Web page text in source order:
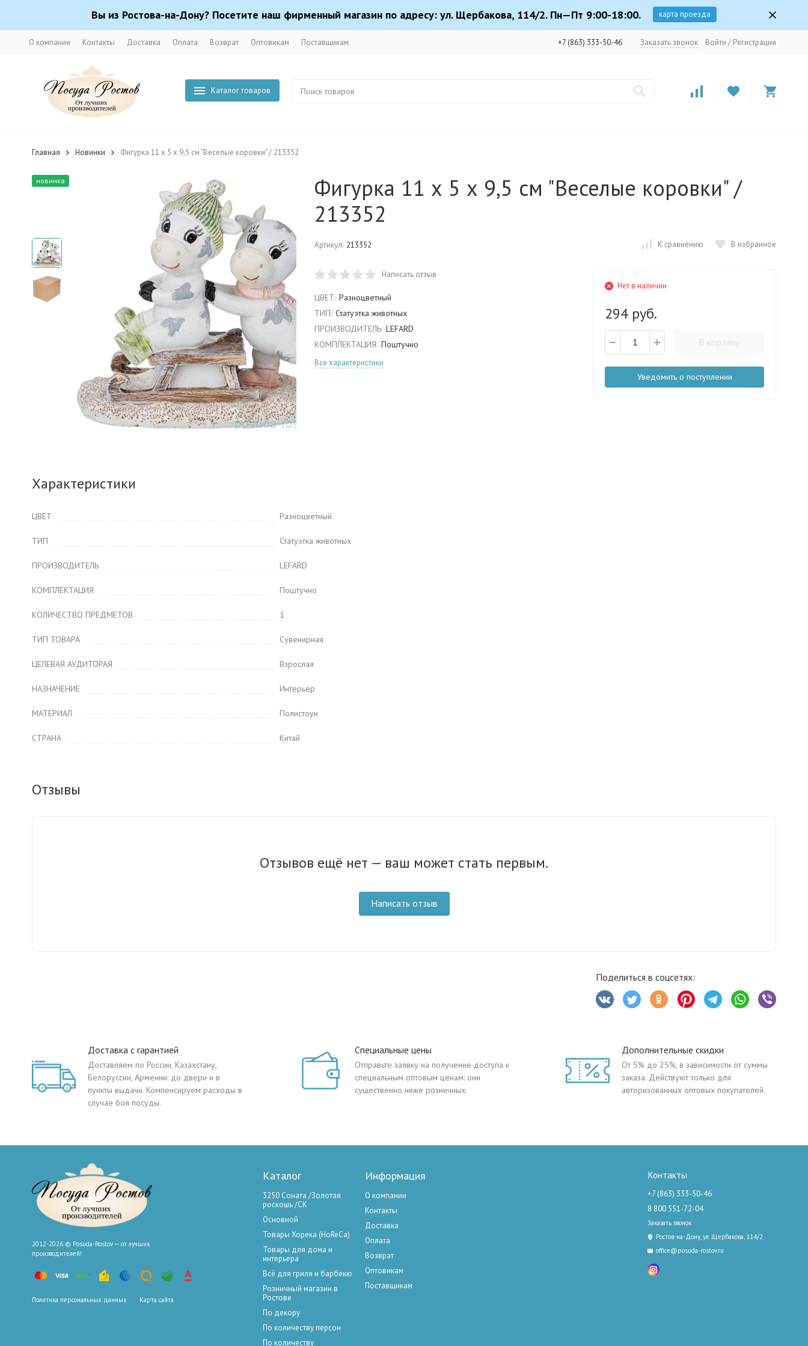
Вы из Ростова-на-Дону? Посетите наш фирменный магазин по адресу: ул. Щербакова, 114/2. Пн—Пт 9:00-18:00. карта проезда
О компании Контакты Доставка Оплата Возврат Оптовикам Поставщикам +7 (863) 333-50-46 Заказать звонок Войти / Регистрация
Каталог товаров
Главная Новинки Фигурка 11 х 5 х 9,5 см "Веселые коровки" / 213352
новинка
Фигурка 11 х 5 х 9,5 см "Веселые коровки" /
213352
Артикул: 213352 К сравнению В избранное
Написать отзыв
ЦВЕТ: Разноцветный
ТИП: Статуэтка животных
ПРОИЗВОДИТЕЛЬ: LEFARD
КОМПЛЕКТАЦИЯ: Поштучно
Все характеристики
Нет в наличии
294 руб.
В корзину
Уведомить о поступлении
Характеристики
ЦВЕТ Разноцветный
ТИП Статуэтка животных
ПРОИЗВОДИТЕЛЬ LEFARD
КОМПЛЕКТАЦИЯ Поштучно
КОЛИЧЕСТВО ПРЕДМЕТОВ 1
ТИП ТОВАРА Сувенирная
ЦЕЛЕВАЯ АУДИТОРАЯ Взрослая
НАЗНАЧЕНИЕ Интерьер
МАТЕРИАЛ Полистоун
СТРАНА Китай
Отзывы
Отзывов ещё нет — ваш может стать первым.
Написать отзыв
Поделиться в соцсетях:
Доставка с гарантией
Доставляем по России, Казахстану,
Белоруссии, Армении: до двери и в
пункты выдачи. Компенсируем расходы в
случае боя посуды.
Специальные цены
Отправьте заявку на получение доступа к
специальным оптовым ценам: они
существенно ниже розничных.
Дополнительные скидки
От 5% до 25%, в зависимости от суммы
заказа. Действуют только для
авторизованных оптовых покупателей.
2012-2026 © Posuda-Rostov — от лучших
производителей!
Политика персональных данных Карта сайта
Каталог
3250 Соната /Золотая
роскошь /СК
Основной
Товары Хорека (HoReCa)
Товары для дома и
интерьера
Всё для гриля и барбекю
Розничный магазин в
Ростове
По декору
По количеству персон
По количеству
Информация
О компании
Контакты
Доставка
Оплата
Возврат
Оптовикам
Поставщикам
Контакты
+7 (863) 333-50-46
8 800 551-72-04
Заказать звонок
Ростов-на-Дону, ул. Щербакова, 114/2
office@posuda-rostov.ru